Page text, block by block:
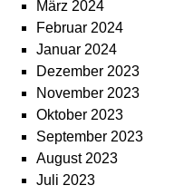
März 2024
Februar 2024
Januar 2024
Dezember 2023
November 2023
Oktober 2023
September 2023
August 2023
Juli 2023